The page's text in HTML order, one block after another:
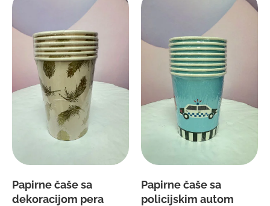
Papirne čaše sa
dekoracijom pera
Papirne čaše sa
policijskim autom